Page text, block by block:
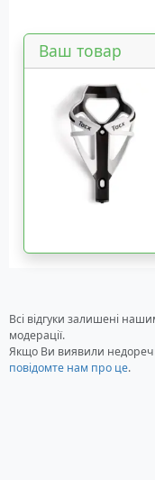
Ваш товар
Всі відгуки залишені
модерації.
Якщо Ви виявили
повідомте нам про це.